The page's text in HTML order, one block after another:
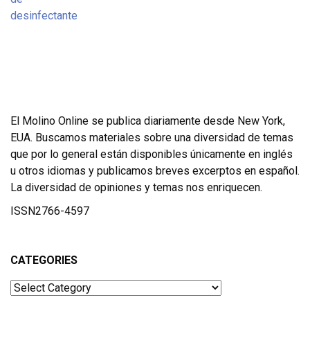
El Molino Online se publica diariamente desde New York,
EUA. Buscamos materiales sobre una diversidad de temas
que por lo general están disponibles únicamente en inglés
u otros idiomas y publicamos breves excerptos en español.
La diversidad de opiniones y temas nos enriquecen.
ISSN2766-4597
CATEGORIES
Categories